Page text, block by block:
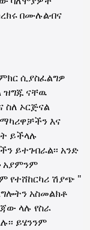
በሙሉልብና
ሲያስፈልግዎ
ዝግጁ ናቸዉ
ስለ ኦርጅናል
እና
ይችላሉ
ይተገብራል፡፡ አንድ
አያምንም
የተሸከርካሪ ሽያጭ "
አስመልክቶ
ላሉ የስራ
ይሄንንም